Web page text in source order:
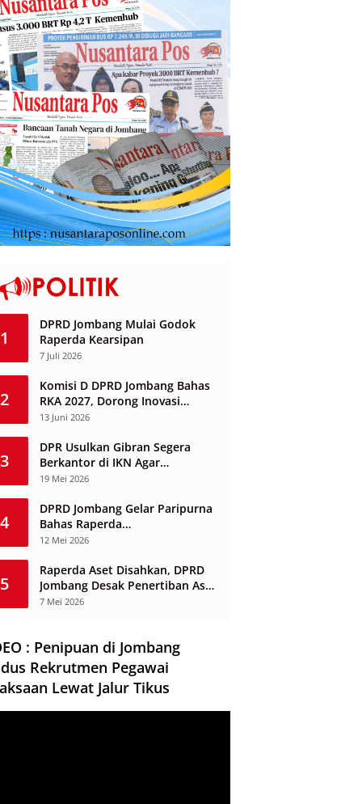
1
DPRD Jombang Mulai Godok
Raperda Kearsipan
7 Juli 2026
2
Komisi D DPRD Jombang Bahas
RKA 2027, Dorong Inovasi
Layanan Ketenagakerjaan
13 Juni 2026
3
DPR Usulkan Gibran Segera
Berkantor di IKN Agar
Infrastruktur Tak Mangkrak dan
19 Mei 2026
4
DPRD Jombang Gelar Paripurna
Bahas Raperda
Penyelenggaraan Jasa
12 Mei 2026
5
Raperda Aset Disahkan, DPRD
Jombang Desak Penertiban Aset
Dikuasai Pihak Ketiga
7 Mei 2026
: Penipuan di Jombang
Rekrutmen Pegawai
Lewat Jalur Tikus